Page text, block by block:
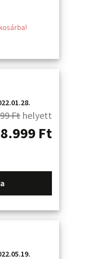
Fthelyett
8.999 Ft